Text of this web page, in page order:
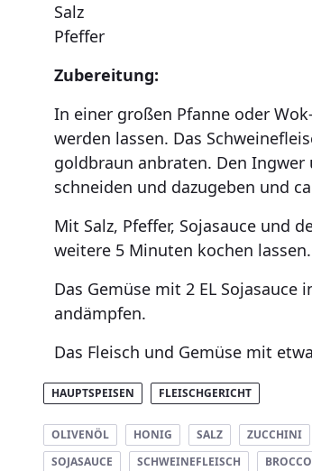
Salz
Pfeffer
Zubereitung:
In einer großen Pfanne oder
werden lassen. Das
goldbraun anbraten. Den Ingwer
schneiden und dazugeben und
Mit Salz, Pfeffer, Sojasauce und
weitere 5 Minuten kochen lassen.
Das Gemüse mit 2 EL Sojasauce
andämpfen.
Das Fleisch und Gemüse mit
HAUPTSPEISEN FLEISCHGERICHT
OLIVENÖL HONIG SALZ ZUCCHINI
SOJASAUCE
SCHWEINEFLEISCH